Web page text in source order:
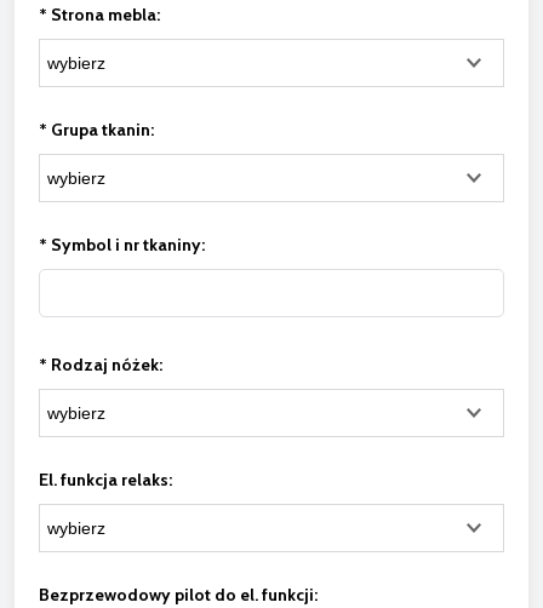
* Strona mebla:
* Grupa tkanin:
* Symbol i nr tkaniny:
* Rodzaj nóżek:
El. funkcja relaks:
Bezprzewodowy pilot do el. funkcji: